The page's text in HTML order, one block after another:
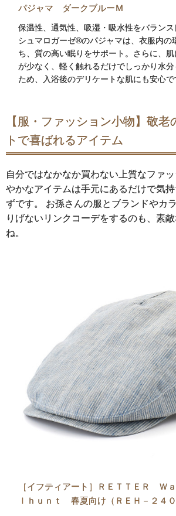
パジャマ ダークブルーＭ
保温性、通気性、吸湿・吸水性をバラン
シュマロガーゼ®のパジャマは、衣服内の
ち、質の高い眠りをサポート。さらに、
が少なく、軽く触れるだけでしっかり水
ため、入浴後のデリケートな肌にも安心で
【服・ファッション小物】敬老
トで喜ばれるアイテム
自分ではなかなか買わない上質なファ
やかなアイテムは手元にあるだけで気
ずです。 お孫さんの服とブランドやカ
りげないリンクコーデをするのも、素
ね。
［イフティアート］ＲＥＴＴＥＲ Ｗ
ｌｈｕｎｔ 春夏向け（ＲＥＨ－２４０